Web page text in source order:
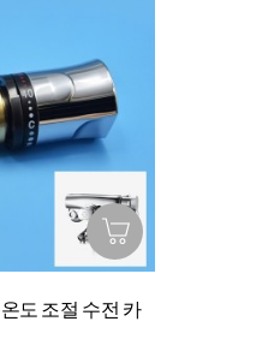
도 조절 수전 카